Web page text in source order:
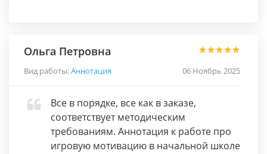
Ольга Петровна
Вид работы:Аннотация 06 Ноябрь 2025
Все в порядке, все как в заказе,
соответствует методическим
требованиям. Аннотация к работе про
игровую мотивацию в начальной школе